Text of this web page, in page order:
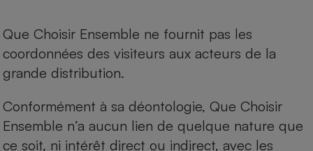
Que Choisir Ensemble ne fournit pas les
coordonnées des visiteurs aux acteurs de la
grande distribution.
Conformément à sa déontologie, Que Choisir
Ensemble n’a aucun lien de quelque nature que
ce soit, ni intérêt direct ou indirect, avec les